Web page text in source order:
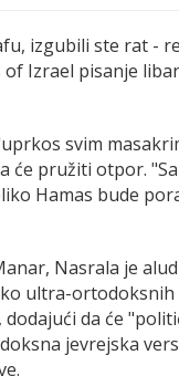
izgubili ste rat -
Izrael pisanje
svim
će pružiti otpor.
Hamas bude
Nasrala je
ultra-
dodajući da će
jevrejska